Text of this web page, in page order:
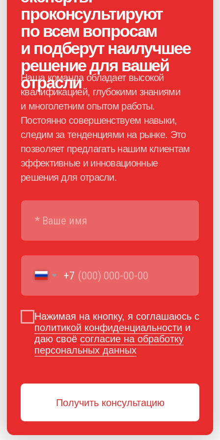
Получить консультацию
Каталог